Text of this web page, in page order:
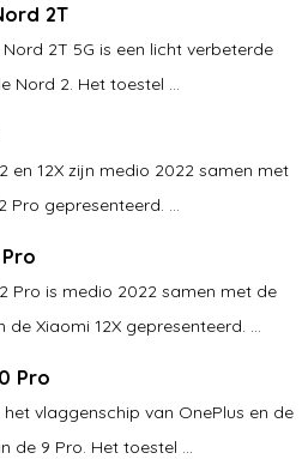
2T
Nord 2T 5G is een licht verbeterde
Nord 2. Het toestel ...
en 12X zijn medio 2022 samen met
Pro gepresenteerd. ...
Pro is medio 2022 samen met de
de Xiaomi 12X gepresenteerd. ...
Pro
het vlaggenschip van OnePlus en de
de 9 Pro. Het toestel ...